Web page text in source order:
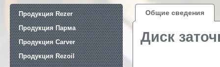
Продукция Rezer
Продукция Парма
Продукция Carver
Продукция Rezoil
Общие сведения
Диск